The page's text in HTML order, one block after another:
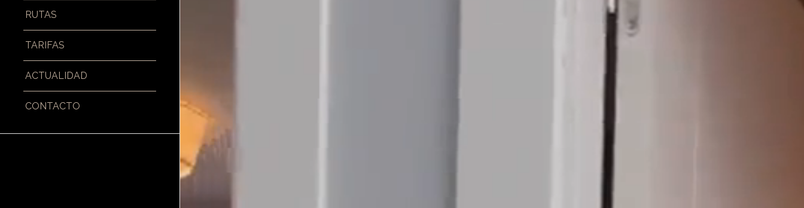
RUTAS
TARIFAS
ACTUALIDAD
CONTACTO